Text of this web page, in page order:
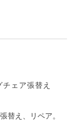
ェア張替え
替え、リペア。